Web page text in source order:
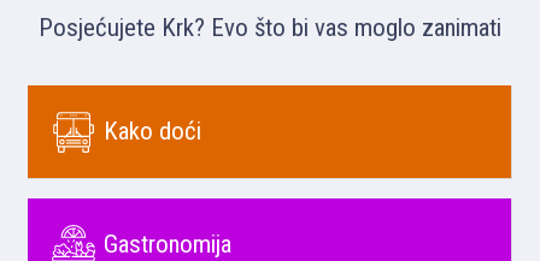
Posjećujete Krk? Evo što bi vas moglo zanimati
Kako doći
Gastronomija